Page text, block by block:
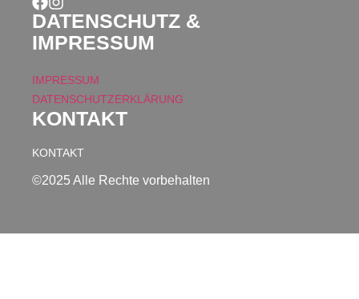
DATENSCHUTZ &
IMPRESSUM
IMPRESSUM
DATENSCHUTZERKLÄRUNG
KONTAKT
KONTAKT
©2025 Alle Rechte vorbehalten